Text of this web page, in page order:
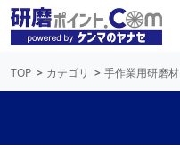
TOP カテゴリ 手作業用研磨材